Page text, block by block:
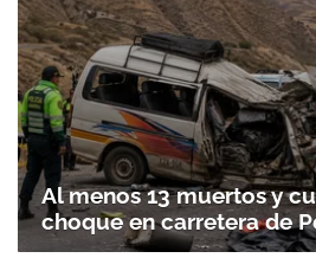
Al menos 13 muertos y
choque en carretera de